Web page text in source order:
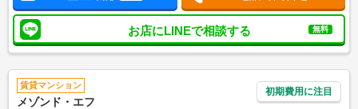
お店にLINEで相談する 無料
賃貸マンション
メゾンド・エフ
初期費用に注目